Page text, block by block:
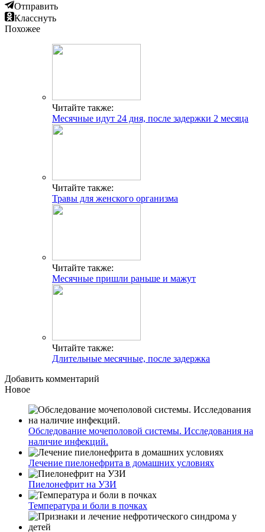
Отправить
Класснуть
Похожее
Читайте также:
Месячные идут 24 дня, после задержки 2 месяца
Читайте также:
Травы для женского организма
Читайте также:
Месячные пришли раньше и мажут
Читайте также:
Длительные месячные, после задержка
Добавить комментарий
Новое
Обследование мочеполовой системы. Исследования на
наличие инфекций.
Лечение пиелонефрита в домашних условиях
Пиелонефрит на УЗИ
Температура и боли в почках